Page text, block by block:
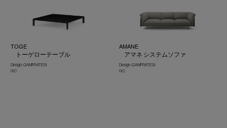
TOGE
トーゲローテーブル
Design : GAMFRATESI
IXC
AMANE
アマネ システムソファ
Design : GAMFRATESI
IXC